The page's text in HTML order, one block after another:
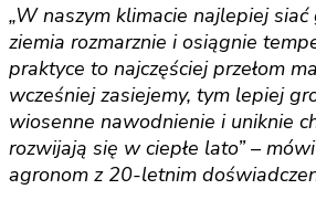
„W naszym klimacie najlepiej
ziemia rozmarznie i osiągnie
praktyce to najczęściej przełom
wcześniej zasiejemy, tym lepiej
wiosenne nawodnienie i uniknie
rozwijają się w ciepłe lato” –
agronom z 20-letnim